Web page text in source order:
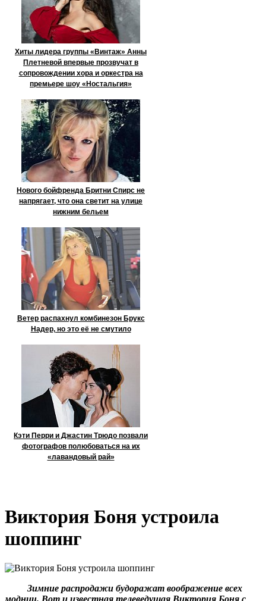
Хиты лидера группы «Винтаж» Анны
Плетневой впервые прозвучат в
сопровождении хора и оркестра на
премьере шоу «Ностальгия»
Нового бойфренда Бритни Спирс не
напрягает, что она светит на улице
нижним бельем
Ветер распахнул комбинезон Брукс
Надер, но это её не смутило
Кэти Перри и Джастин Трюдо позвали
фотографов полюбоваться на их
«лавандовый рай»
Виктория Боня устроила
шоппинг
Зимние распродажи будоражат воображение всех
модниц. Вот и известная телеведущая Виктория Боня с